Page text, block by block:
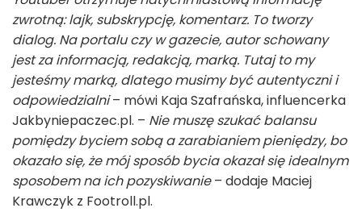
zwrotną: lajk, subskrypcję, komentarz. To tworzy
dialog. Na portalu czy w gazecie, autor schowany
jest za informacją, redakcją, marką. Tutaj to my
jesteśmy marką, dlatego musimy być autentyczni i
odpowiedzialni– mówi Kaja Szafrańska, influencerka
Jakbyniepaczec.pl. – Nie muszę szukać balansu
pomiędzy byciem sobą a zarabianiem pieniędzy, bo
okazało się, że mój sposób bycia okazał się idealnym
sposobem na ich pozyskiwanie– dodaje Maciej
Krawczyk z Footroll.pl.